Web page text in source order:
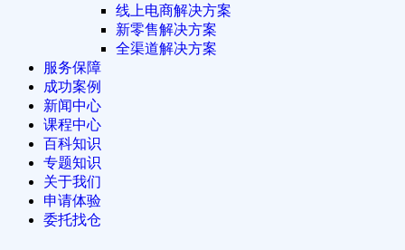
线上电商解决方案
新零售解决方案
全渠道解决方案
服务保障
成功案例
新闻中心
课程中心
百科知识
专题知识
关于我们
申请体验
委托找仓